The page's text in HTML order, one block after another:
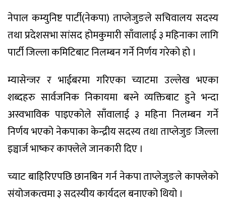
नेपाल कम्युनिष्ट पार्टी(नेकपा) ताप्लेजुङले सचिवालय सदस्य
तथा प्रदेशसभा सांसद होमकुमारी साँवालाई ३ महिनाका लागि
पार्टी जिल्ला कमिटिबाट निलम्बन गर्ने निर्णय गरेको हो ।
म्यासेन्जर र भाईबरमा गरिएका च्याटमा उल्लेख भएका
शब्दहरु सार्वजनिक निकायमा बस्ने व्यक्तिबाट हुने भन्दा
अस्वभाविक पाइएकोले साँवालाई ३ महिना निलम्बन गर्ने
निर्णय भएको नेकपाका केन्द्रीय सदस्य तथा ताप्लेजुङ जिल्ला
इञ्चार्ज भाष्कर काफ्लेले जानकारी दिए ।
च्याट बाहिरिएपछि छानबिन गर्न नेकपा ताप्लेजुङले काफ्लेको
संयोजकत्वमा ३ सदस्यीय कार्यदल बनाएको थियो ।